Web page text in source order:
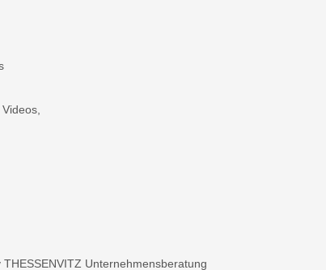
Unternehmensberatung